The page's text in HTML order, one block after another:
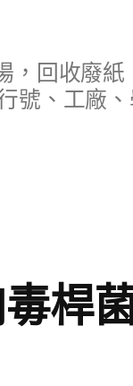
，回收廢
號、工廠
桿